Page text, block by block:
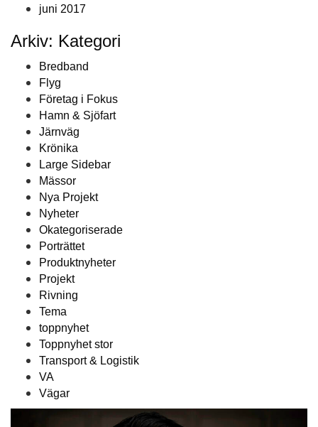
juni 2017
Arkiv: Kategori
Bredband
Flyg
Företag i Fokus
Hamn & Sjöfart
Järnväg
Krönika
Large Sidebar
Mässor
Nya Projekt
Nyheter
Okategoriserade
Porträttet
Produktnyheter
Projekt
Rivning
Tema
toppnyhet
Toppnyhet stor
Transport & Logistik
VA
Vägar